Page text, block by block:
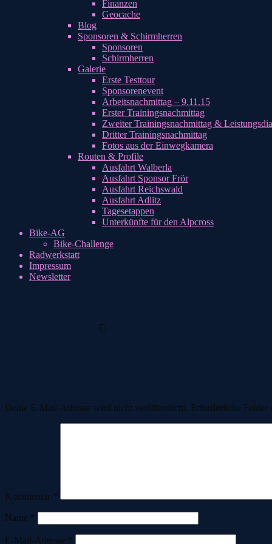
Finanzen
Geocache
Blog
Sponsoren & Schirmherren
Sponsoren
Schirmherren
Galerie
Erste Testtour
Sponsorenevent
Arbeitsnachmittag – 9.11.15
Erster Trainingsnachmittag
Zweiter Trainingsnachmittag &
Dritter Trainingsnachmittag
Fotos aus der Einwegkamera
Routen & Profile
Ausfahrt Walberla
Ausfahrt Sponsor Frör
Ausfahrt Reichswald
Ausfahrt Adlitz
Tagesetappen
Unterkünfte für den Alpcross
Bike-AG
Bike-Challenge
Radwerkstatt
Impressum
Newsletter
Deine E-Mail-Adresse wird nicht veröffentlicht. Erforderliche Felder
Kommentar *
Name *
E-Mail-Adresse *